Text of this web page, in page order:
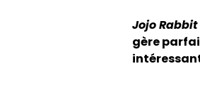
Jojo Rabbit
gère